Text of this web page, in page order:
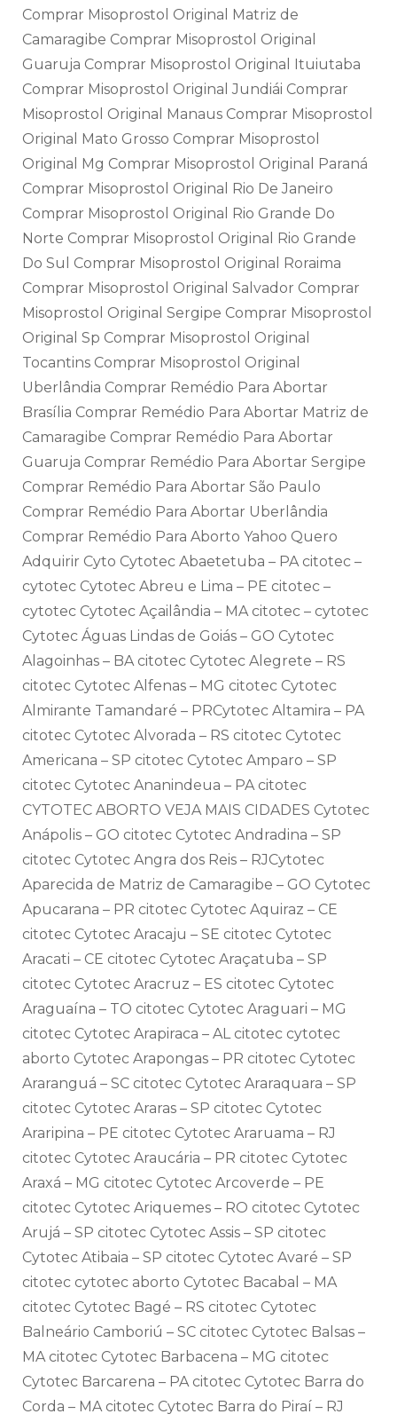
Comprar Misoprostol Original Matriz de
Camaragibe Comprar Misoprostol Original
Guaruja Comprar Misoprostol Original Ituiutaba
Comprar Misoprostol Original Jundiái Comprar
Misoprostol Original Manaus Comprar Misoprostol
Original Mato Grosso Comprar Misoprostol
Original Mg Comprar Misoprostol Original Paraná
Comprar Misoprostol Original Rio De Janeiro
Comprar Misoprostol Original Rio Grande Do
Norte Comprar Misoprostol Original Rio Grande
Do Sul Comprar Misoprostol Original Roraima
Comprar Misoprostol Original Salvador Comprar
Misoprostol Original Sergipe Comprar Misoprostol
Original Sp Comprar Misoprostol Original
Tocantins Comprar Misoprostol Original
Uberlândia Comprar Remédio Para Abortar
Brasília Comprar Remédio Para Abortar Matriz de
Camaragibe Comprar Remédio Para Abortar
Guaruja Comprar Remédio Para Abortar Sergipe
Comprar Remédio Para Abortar São Paulo
Comprar Remédio Para Abortar Uberlândia
Comprar Remédio Para Aborto Yahoo Quero
Adquirir Cyto Cytotec Abaetetuba – PA citotec –
cytotec Cytotec Abreu e Lima – PE citotec –
cytotec Cytotec Açailândia – MA citotec – cytotec
Cytotec Águas Lindas de Goiás – GO Cytotec
Alagoinhas – BA citotec Cytotec Alegrete – RS
citotec Cytotec Alfenas – MG citotec Cytotec
Almirante Tamandaré – PRCytotec Altamira – PA
citotec Cytotec Alvorada – RS citotec Cytotec
Americana – SP citotec Cytotec Amparo – SP
citotec Cytotec Ananindeua – PA citotec
CYTOTEC ABORTO VEJA MAIS CIDADES Cytotec
Anápolis – GO citotec Cytotec Andradina – SP
citotec Cytotec Angra dos Reis – RJCytotec
Aparecida de Matriz de Camaragibe – GO Cytotec
Apucarana – PR citotec Cytotec Aquiraz – CE
citotec Cytotec Aracaju – SE citotec Cytotec
Aracati – CE citotec Cytotec Araçatuba – SP
citotec Cytotec Aracruz – ES citotec Cytotec
Araguaína – TO citotec Cytotec Araguari – MG
citotec Cytotec Arapiraca – AL citotec cytotec
aborto Cytotec Arapongas – PR citotec Cytotec
Araranguá – SC citotec Cytotec Araraquara – SP
citotec Cytotec Araras – SP citotec Cytotec
Araripina – PE citotec Cytotec Araruama – RJ
citotec Cytotec Araucária – PR citotec Cytotec
Araxá – MG citotec Cytotec Arcoverde – PE
citotec Cytotec Ariquemes – RO citotec Cytotec
Arujá – SP citotec Cytotec Assis – SP citotec
Cytotec Atibaia – SP citotec Cytotec Avaré – SP
citotec cytotec aborto Cytotec Bacabal – MA
citotec Cytotec Bagé – RS citotec Cytotec
Balneário Camboriú – SC citotec Cytotec Balsas –
MA citotec Cytotec Barbacena – MG citotec
Cytotec Barcarena – PA citotec Cytotec Barra do
Corda – MA citotec Cytotec Barra do Piraí – RJ